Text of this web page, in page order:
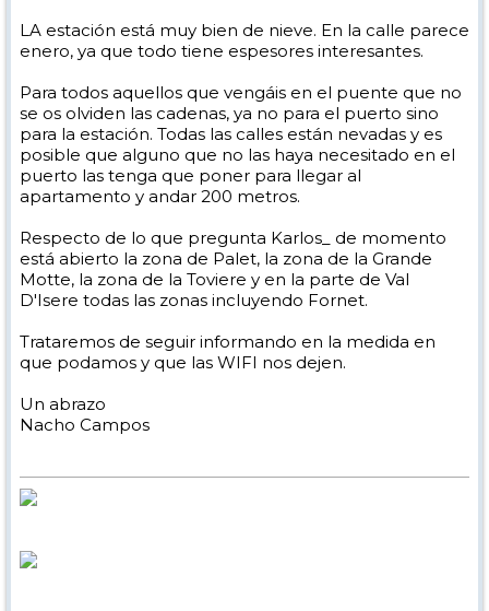
LA estación está muy bien de nieve. En la calle parece
enero, ya que todo tiene espesores interesantes.
Para todos aquellos que vengáis en el puente que no
se os olviden las cadenas, ya no para el puerto sino
para la estación. Todas las calles están nevadas y es
posible que alguno que no las haya necesitado en el
puerto las tenga que poner para llegar al
apartamento y andar 200 metros.
Respecto de lo que pregunta Karlos_ de momento
está abierto la zona de Palet, la zona de la Grande
Motte, la zona de la Toviere y en la parte de Val
D'Isere todas las zonas incluyendo Fornet.
Trataremos de seguir informando en la medida en
que podamos y que las WIFI nos dejen.
Un abrazo
Nacho Campos